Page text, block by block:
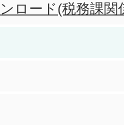
以下)の税率は
例(軽課)とは何で
例(軽課)の三輪
か?
ロード(税務課関